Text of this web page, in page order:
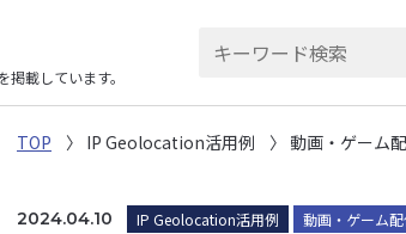
載しています。
TOP IP Geolocation活用例 動画・ゲーム
2024.04.10 IP Geolocation活用例 動画・ゲーム